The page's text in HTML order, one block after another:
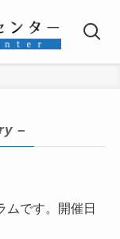
–
ムです。開催日